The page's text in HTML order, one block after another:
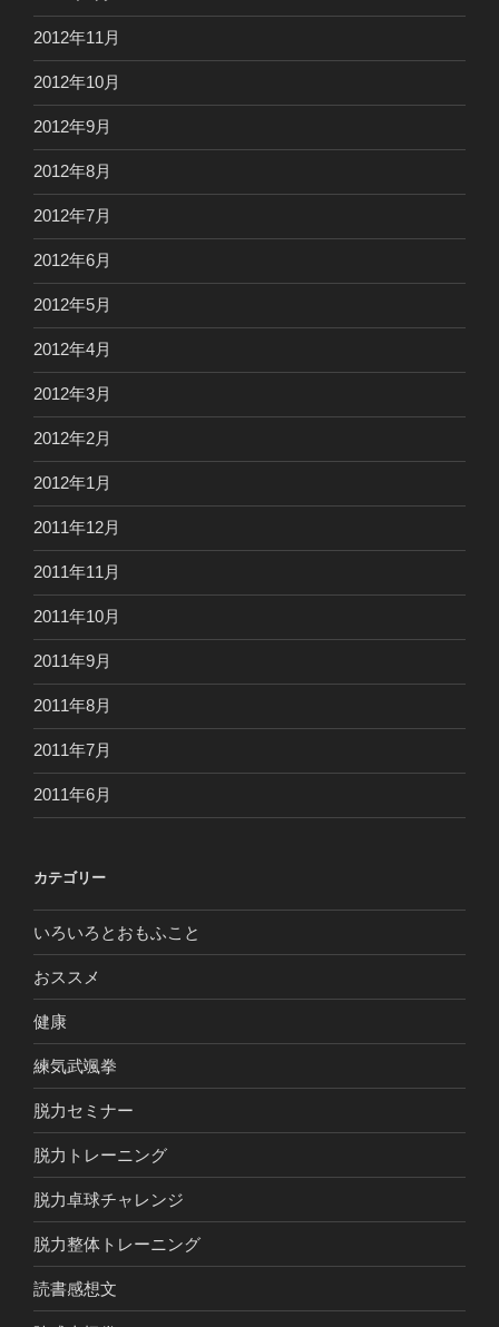
2012年11月
2012年10月
2012年9月
2012年8月
2012年7月
2012年6月
2012年5月
2012年4月
2012年3月
2012年2月
2012年1月
2011年12月
2011年11月
2011年10月
2011年9月
2011年8月
2011年7月
2011年6月
カテゴリー
いろいろとおもふこと
おススメ
健康
練気武颯拳
脱力セミナー
脱力トレーニング
脱力卓球チャレンジ
脱力整体トレーニング
読書感想文